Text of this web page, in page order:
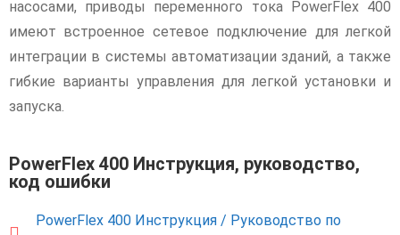
насосами, приводы переменного тока PowerFlex 400
имеют встроенное сетевое подключение для легкой
интеграции в системы автоматизации зданий, а также
гибкие варианты управления для легкой установки и
запуска.
PowerFlex 400 Инструкция, руководство,
код ошибки
PowerFlex 400 Инструкция / Руководство по